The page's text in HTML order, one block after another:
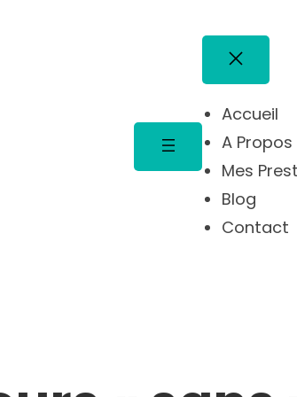
Accueil
A Propos
Mes
Blog
Contact